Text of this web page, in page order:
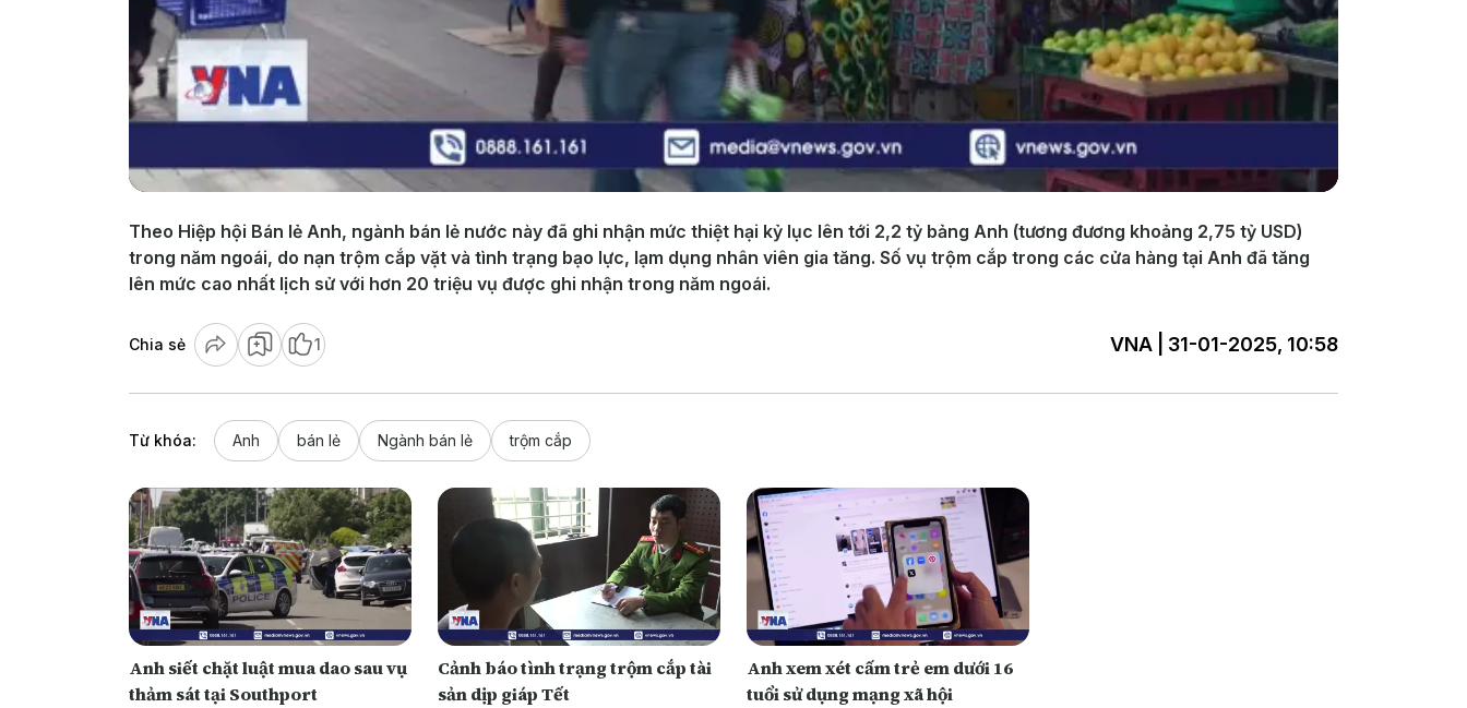
Theo Hiệp hội Bán lẻ Anh, ngành bán lẻ nước này đã ghi nhận mức thiệt hại kỷ lục lên tới 2,2 tỷ bảng Anh (tương đương khoảng 2,75 tỷ USD)
trong năm ngoái, do nạn trộm cắp vặt và tình trạng bạo lực, lạm dụng nhân viên gia tăng. Số vụ trộm cắp trong các cửa hàng tại Anh đã tăng
lên mức cao nhất lịch sử với hơn 20 triệu vụ được ghi nhận trong năm ngoái.
Chia sẻ 1 VNA | 31-01-2025, 10:58
Từ khóa: Anh bán lẻ Ngành bán lẻ trộm cắp
Anh siết chặt luật mua dao sau vụ
thảm sát tại Southport
Cảnh báo tình trạng trộm cắp tài
sản dịp giáp Tết
Anh xem xét cấm trẻ em dưới 16
tuổi sử dụng mạng xã hội